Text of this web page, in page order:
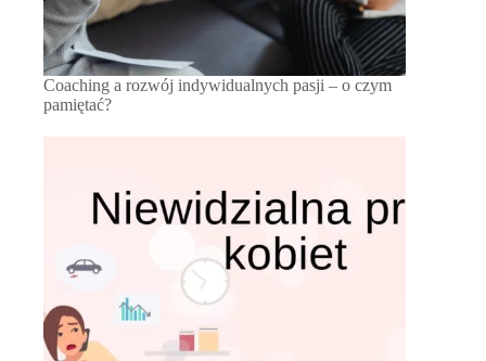
Coaching a rozwój indywidualnych pasji – o czym
pamiętać?